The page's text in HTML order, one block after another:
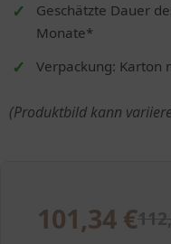
Geschätzte Dauer
Monate*
Verpackung: Karton
(Produktbild kann
101,34 €